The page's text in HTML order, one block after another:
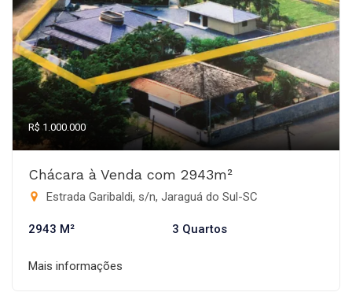
R$ 1.000.000
Chácara à Venda com 2943m²
Estrada Garibaldi, s/n, Jaraguá do Sul-SC
2943 M² 3 Quartos
Mais informações